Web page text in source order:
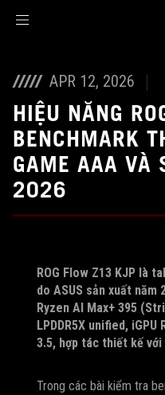
APR 12, 2026
HIỆU NĂNG
BENCHMARK
GAME AAA VÀ
2026
ROG Flow Z13 KJP là
do ASUS sản xuất năm
Ryzen AI Max+ 395
LPDDR5X unified, iGPU
3.5, hợp tác thiết kế
Trong các bài kiểm tra